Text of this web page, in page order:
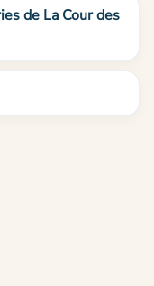
de La Cour des